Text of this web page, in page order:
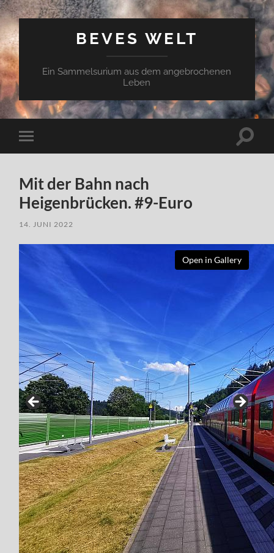
BEVES WELT
Ein Sammelsurium aus dem angebrochenen
Leben
Mobile-
Menü
Mit der Bahn nach
Heigenbrücken. #9-Euro
14. JUNI 2022
Open in Gallery